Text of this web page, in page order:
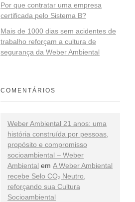
Por que contratar uma empresa
certificada pelo Sistema B?
Mais de 1000 dias sem acidentes de
trabalho reforçam a cultura de
segurança da Weber Ambiental
COMENTÁRIOS
Weber Ambiental 21 anos: uma
história construída por pessoas,
propósito e compromisso
socioambiental – Weber
Ambiental em A Weber Ambiental
recebe Selo CO₂ Neutro,
reforçando sua Cultura
Socioambiental